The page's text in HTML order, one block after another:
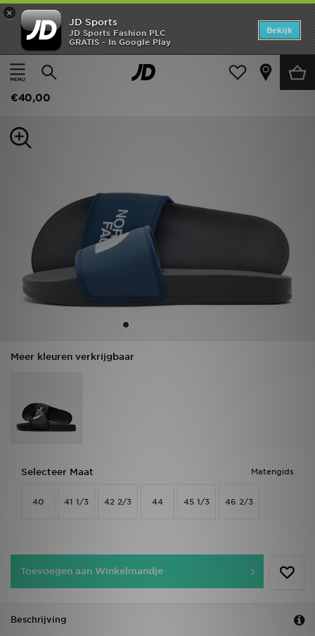
×
JD Sports
JD Sports Fashion PLC
GRATIS - In Google Play
Bekijk
Thuis
Heren Herenschoenen
The North Face Basecamp Slippers Heren
€40,00
Meer kleuren verkrijgbaar
Matengids
Selecteer Maat
40 41 1/3 42 2/3 44 45 1/3 46 2/3
Toevoegen aan Winkelmandje
Beschrijving
Home
Offers
Dames
Collecties
Voetbal
Sports
Mijn JD
Download de app
Wie wij zijn